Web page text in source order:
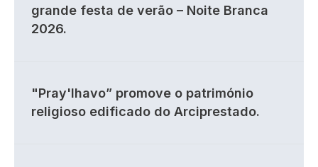
grande festa de verão – Noite Branca
2026.
"Pray'lhavo” promove o património
religioso edificado do Arciprestado.